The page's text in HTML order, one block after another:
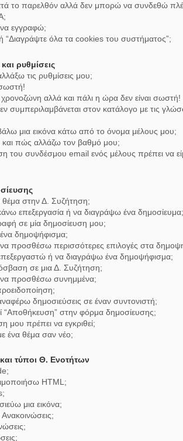
το παρελθόν αλλά δεν μπορώ να συνδεθώ
εγγραφώ;
“Διαγράψτε όλα τα cookies του συστήματος”;
ρυθμίσεις
τις ρυθμίσεις μου;
αλλά και πάλι η ώρα δεν είναι σωστή!
συμπεριλαμβάνεται στον κατάλογο με τις
μια εικόνα κάτω από το όνομα μέλους μου;
και πώς αλλάζω τον βαθμό μου;
του συνδέσμου email ενός μέλους πρέπει να
στην Δ. Συζήτηση;
επεξεργασία ή να διαγράψω ένα δημοσίευμα;
σε μία δημοσίευση μου;
δημοψήφισμα;
προσθέσω περισσότερες επιλογές στα
ή να διαγράψω ένα δημοψήφισμα;
σε μια Δ. Συζήτηση;
να προσθέσω συνημμένα;
δημοσιεύσεις σε έναν συντονιστή;
“Αποθήκευση” στην φόρμα δημοσίευσης;
μου πρέπει να εγκριθεί;
ένα θέμα σαν νέο;
τύποι Θ. Ενοτήτων
HTML;
μια εικόνα;
Ανακοινώσεις;